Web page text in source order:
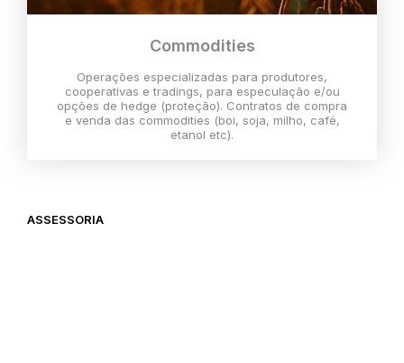
Commodities
Operações especializadas para produtores,
cooperativas e tradings, para especulação e/ou
opções de hedge (proteção). Contratos de compra
e venda das commodities (boi, soja, milho, café,
etanol etc).
ASSESSORIA